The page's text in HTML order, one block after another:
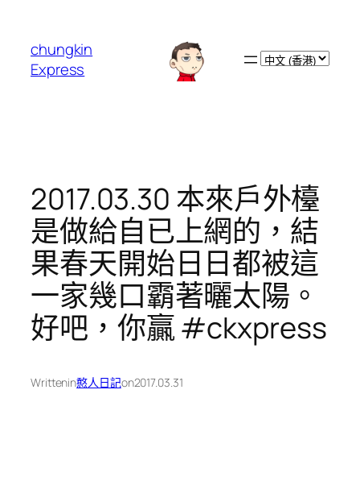
chungkin
Express
Choose
2017.03.30 本來戶外檯
是做給自已上網的，結
果春天開始日日都被這
一家幾口霸著曬太陽。
好吧，你贏 #ckxpress
Writtenin憨人日記on2017.03.31